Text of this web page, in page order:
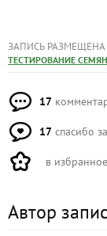
ЗАПИСЬ РАЗМЕЩЕНА
ТЕСТИРОВАНИЕ
17
17 спасибо
в избранное
Автор